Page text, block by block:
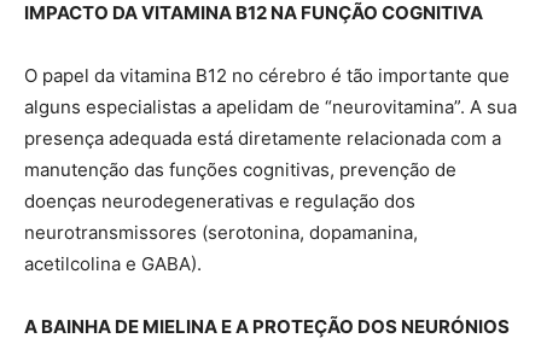
IMPACTO DA VITAMINA B12 NA FUNÇÃO COGNITIVA
O papel da vitamina B12 no cérebro é tão importante que
alguns especialistas a apelidam de “neurovitamina”. A sua
presença adequada está diretamente relacionada com a
manutenção das funções cognitivas, prevenção de
doenças neurodegenerativas e regulação dos
neurotransmissores (serotonina, dopamanina,
acetilcolina e GABA).
A BAINHA DE MIELINA E A PROTEÇÃO DOS NEURÓNIOS